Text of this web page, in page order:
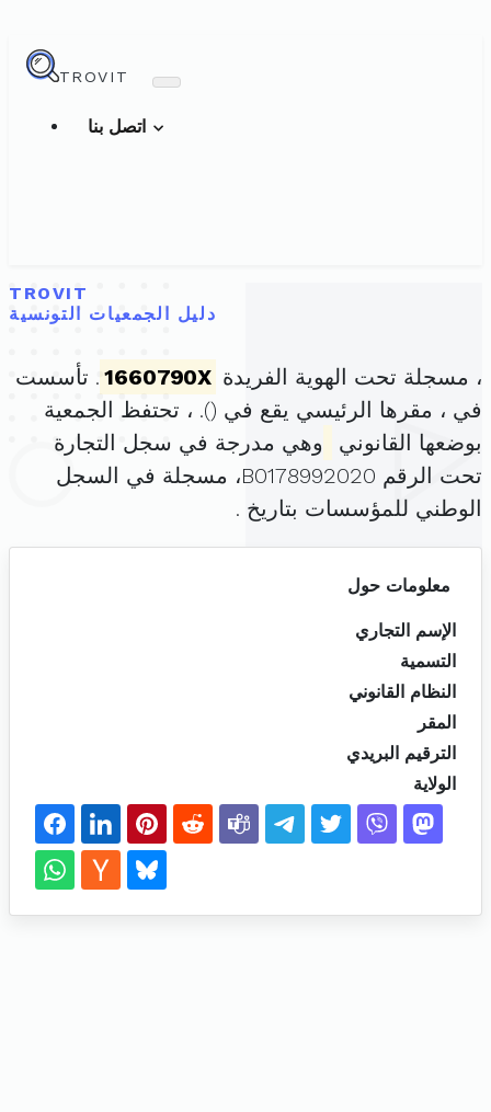
TROVIT
TROVIT
دليل الجمعيات التونسية
، مسجلة تحت الهوية الفريدة 1660790X . تأسست
في ، مقرها الرئيسي يقع في (). ، تحتفظ الجمعية
بوضعها القانوني
وهي مدرجة في سجل التجارة
تحت الرقم B0178992020، مسجلة في السجل
الوطني للمؤسسات بتاريخ .
معلومات حول
الإسم التجاري
التسمية
النظام القانوني
المقر
الترقيم البريدي
الولاية